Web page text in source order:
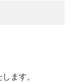
ます。